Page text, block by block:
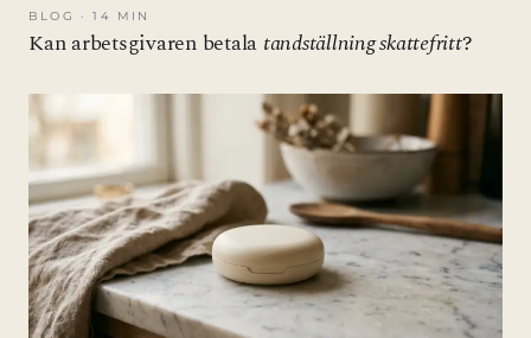
BLOG · 14 MIN
Kan arbetsgivaren betala tandställning skattefritt?